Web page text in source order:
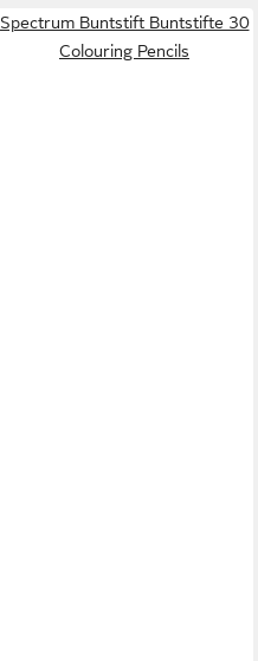
Spectrum Buntstift Buntstifte 30
Colouring Pencils